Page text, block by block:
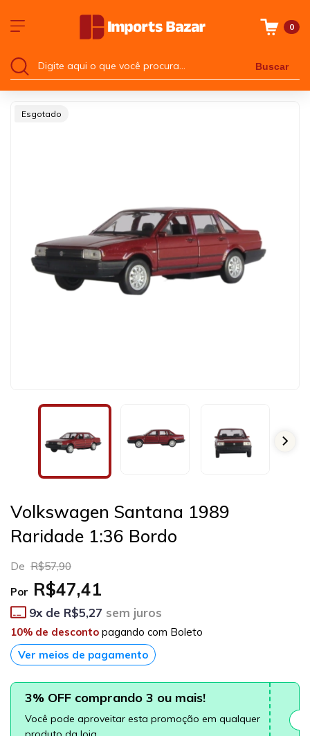
0
Buscar
Esgotado
Volkswagen Santana 1989
Raridade 1:36 Bordo
De R$57,90
Por R$47,41
9x de R$5,27 sem juros
10% de desconto pagando com Boleto
Ver meios de pagamento
3% OFF comprando 3 ou mais!
Você pode aproveitar esta promoção em qualquer